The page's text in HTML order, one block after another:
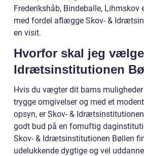
Frederikshåb, Bindeballe, Lihmskov
med fordel aflægge Skov- &
en visit.
Hvorfor skal jeg
Idrætsinstitutionen
Hvis du vægter dit barns
trygge omgivelser og med et
opsyn, er Skov- &
godt bud på en fornuftig
Skov- & Idrætsinstitutionen Bøllen
udelukkende dygtige og vel